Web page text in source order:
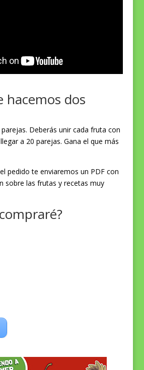
hacemos dos
Deberás unir cada fruta con
a 20 parejas. Gana el que más
pedido te enviaremos un PDF con
sobre las frutas y recetas muy